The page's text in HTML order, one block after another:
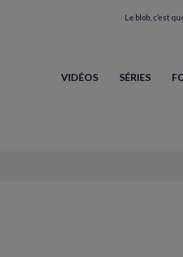
Le blob, c’est
VIDÉOS SÉRIES